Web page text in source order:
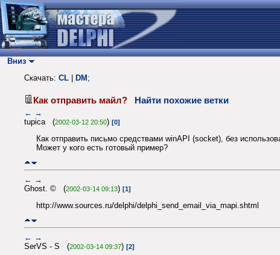
Вниз
Скачать: CL DM ;
Как отправить майл? Найти похожие ветки
← →
tupica (2002-03-12 20:50) [0]
Как отправить письмо средствами winAPI (socket), без
Может у кого есть готовый пример?
← →
Ghost. © (2002-03-14 09:13) [1]
http://www.sources.ru/delphi/delphi_send_email_via_mapi.shtml
← →
SerVS - S (2002-03-14 09:37) [2]